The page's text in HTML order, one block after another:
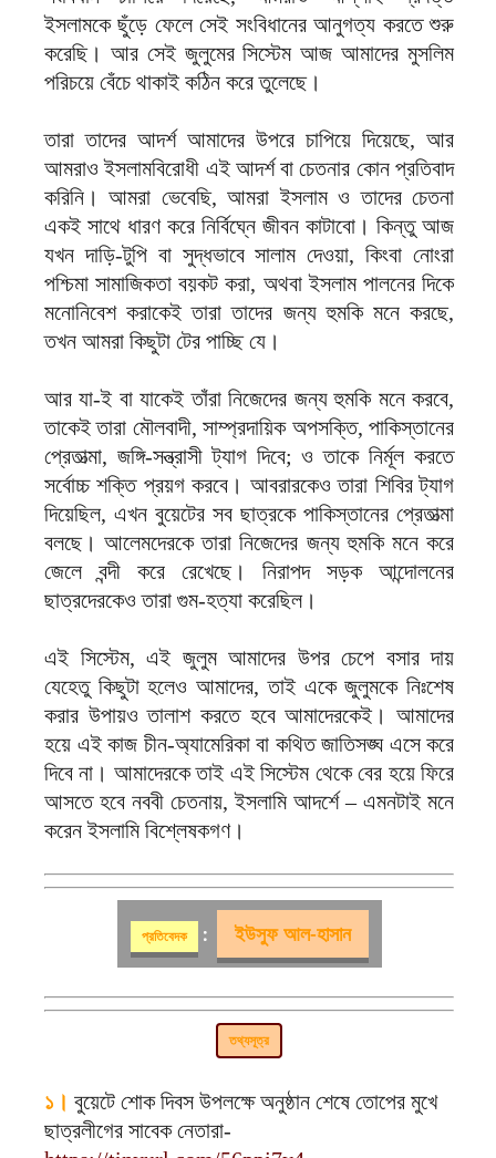
ইসলামকে ছুঁড়ে ফেলে সেই সংবিধানের আনুগত্য করতে শুরু
করেছি। আর সেই জুলুমের সিস্টেম আজ আমাদের মুসলিম
পরিচয়ে বেঁচে থাকাই কঠিন করে তুলেছে।
তারা তাদের আদর্শ আমাদের উপরে চাপিয়ে দিয়েছে, আর
আমরাও ইসলামবিরোধী এই আদর্শ বা চেতনার কোন প্রতিবাদ
করিনি। আমরা ভেবেছি, আমরা ইসলাম ও তাদের চেতনা
একই সাথে ধারণ করে নির্বিঘ্নে জীবন কাটাবো। কিন্তু আজ
যখন দাড়ি-টুপি বা সুদ্ধভাবে সালাম দেওয়া, কিংবা নোংরা
পশ্চিমা সামাজিকতা বয়কট করা, অথবা ইসলাম পালনের দিকে
মনোনিবেশ করাকেই তারা তাদের জন্য হুমকি মনে করছে,
তখন আমরা কিছুটা টের পাচ্ছি যে।
আর যা-ই বা যাকেই তাঁরা নিজেদের জন্য হুমকি মনে করবে,
তাকেই তারা মৌলবাদী, সাম্প্রদায়িক অপসক্তি, পাকিস্তানের
প্রেতাত্মা, জঙ্গি-সন্ত্রাসী ট্যাগ দিবে; ও তাকে নির্মূল করতে
সর্বোচ্চ শক্তি প্রয়গ করবে। আবরারকেও তারা শিবির ট্যাগ
দিয়েছিল, এখন বুয়েটের সব ছাত্রকে পাকিস্তানের প্রেতাত্মা
বলছে। আলেমদেরকে তারা নিজেদের জন্য হুমকি মনে করে
জেলে বন্দী করে রেখেছে। নিরাপদ সড়ক আন্দোলনের
ছাত্রদেরকেও তারা গুম-হত্যা করেছিল।
এই সিস্টেম, এই জুলুম আমাদের উপর চেপে বসার দায়
যেহেতু কিছুটা হলেও আমাদের, তাই একে জুলুমকে নিঃশেষ
করার উপায়ও তালাশ করতে হবে আমাদেরকেই। আমাদের
হয়ে এই কাজ চীন-অ্যামেরিকা বা কথিত জাতিসঙ্ঘ এসে করে
দিবে না। আমাদেরকে তাই এই সিস্টেম থেকে বের হয়ে ফিরে
আসতে হবে নববী চেতনায়, ইসলামি আদর্শে – এমনটাই মনে
করেন ইসলামি বিশ্লেষকগণ।
প্রতিবেদক : ইউসুফ আল-হাসান
তথ্যসূত্র
১। বুয়েটে শোক দিবস উপলক্ষে অনুষ্ঠান শেষে তোপের মুখে
ছাত্রলীগের সাবেক নেতারা-